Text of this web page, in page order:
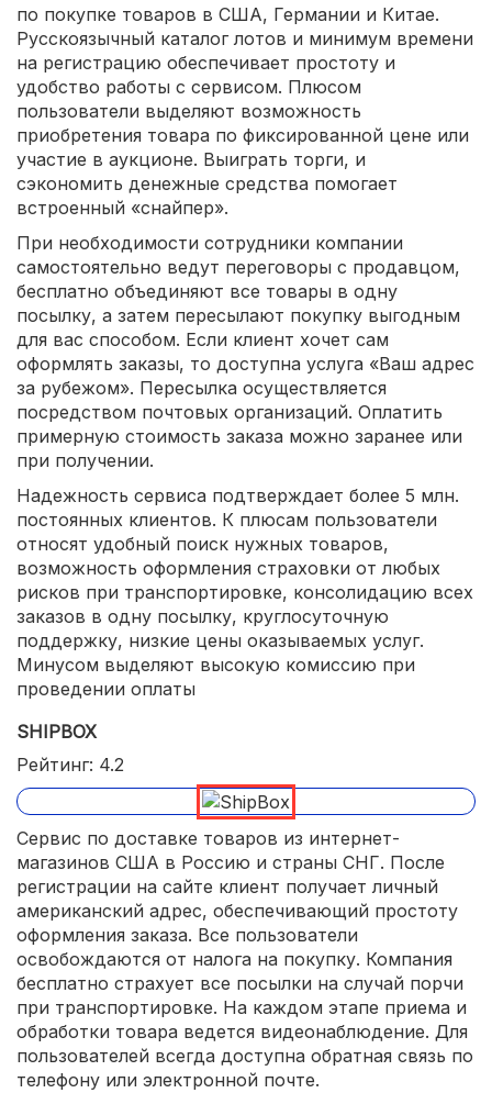
по покупке товаров в США, Германии и Китае.
Русскоязычный каталог лотов и минимум времени
на регистрацию обеспечивает простоту и
удобство работы с сервисом. Плюсом
пользователи выделяют возможность
приобретения товара по фиксированной цене или
участие в аукционе. Выиграть торги, и
сэкономить денежные средства помогает
встроенный «снайпер».
При необходимости сотрудники компании
самостоятельно ведут переговоры с продавцом,
бесплатно объединяют все товары в одну
посылку, а затем пересылают покупку выгодным
для вас способом. Если клиент хочет сам
оформлять заказы, то доступна услуга «Ваш адрес
за рубежом». Пересылка осуществляется
посредством почтовых организаций. Оплатить
примерную стоимость заказа можно заранее или
при получении.
Надежность сервиса подтверждает более 5 млн.
постоянных клиентов. К плюсам пользователи
относят удобный поиск нужных товаров,
возможность оформления страховки от любых
рисков при транспортировке, консолидацию всех
заказов в одну посылку, круглосуточную
поддержку, низкие цены оказываемых услуг.
Минусом выделяют высокую комиссию при
проведении оплаты
SHIPBOX
Рейтинг: 4.2
Сервис по доставке товаров из интернет-
магазинов США в Россию и страны СНГ. После
регистрации на сайте клиент получает личный
американский адрес, обеспечивающий простоту
оформления заказа. Все пользователи
освобождаются от налога на покупку. Компания
бесплатно страхует все посылки на случай порчи
при транспортировке. На каждом этапе приема и
обработки товара ведется видеонаблюдение. Для
пользователей всегда доступна обратная связь по
телефону или электронной почте.